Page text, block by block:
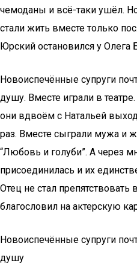
чемоданы и всё-таки ушёл.
стали жить вместе только
Юрский остановился у Олега
Новоиспечённые супруги
душу. Вместе играли в
они вдвоём с Натальей
раз. Вместе сыграли мужа и
“Любовь и голуби”. А через
присоединилась и их
Отец не стал
благословил на актерскую
Новоиспечённые супруги
душу